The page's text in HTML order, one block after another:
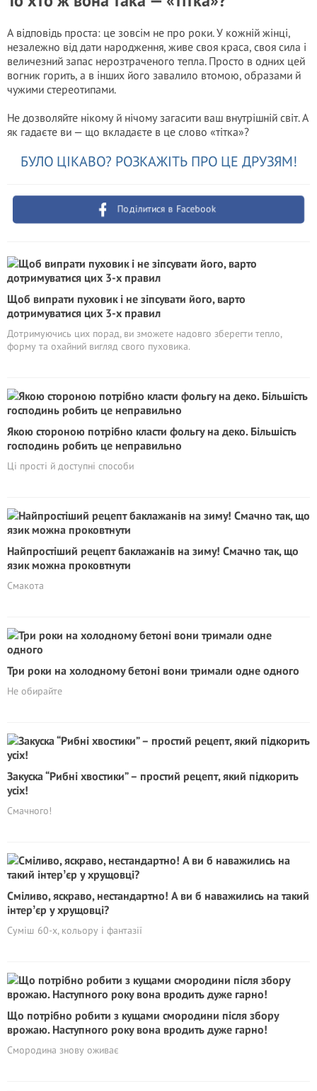
А відповідь проста: це зовсім не про роки. У кожній жінці,
незалежно від дати народження, живе своя краса, своя сила і
величезний запас нерозтраченого тепла. Просто в одних цей
вогник горить, а в інших його завалило втомою, образами й
чужими стереотипами.
Не дозволяйте нікому й нічому загасити ваш внутрішній світ. А
як гадаєте ви — що вкладаєте в це слово «тітка»?
БУЛО ЦІКАВО? РОЗКАЖІТЬ ПРО ЦЕ ДРУЗЯМ!
Поділитися в Facebook
Щоб випрати пуховик і не зіпсувати його, варто
дотримуватися цих 3-х правил
Дотримуючись цих порад, ви зможете надовго зберегти тепло,
форму та охайний вигляд свого пуховика.
Якою стороною потрібно класти фольгу на деко. Більшість
господинь робить це неправильно
Ці прості й доступні способи
Найпростіший рецепт баклажанів на зиму! Смачно так, що
язик можна проковтнути
Смакота
Три роки на холодному бетоні вони тримали одне одного
Не обирайте
Закуска “Рибні хвостики” – простий рецепт, який підкорить
усіх!
Смачного!
Сміливо, яскраво, нестандартно! А ви б наважились на такий
інтерʼєр у хрущовці?
Суміш 60-х, кольору і фантазії
Що потрібно робити з кущами смородини після збору
врожаю. Наступного року вона вродить дуже гарно!
Смородина знову оживає